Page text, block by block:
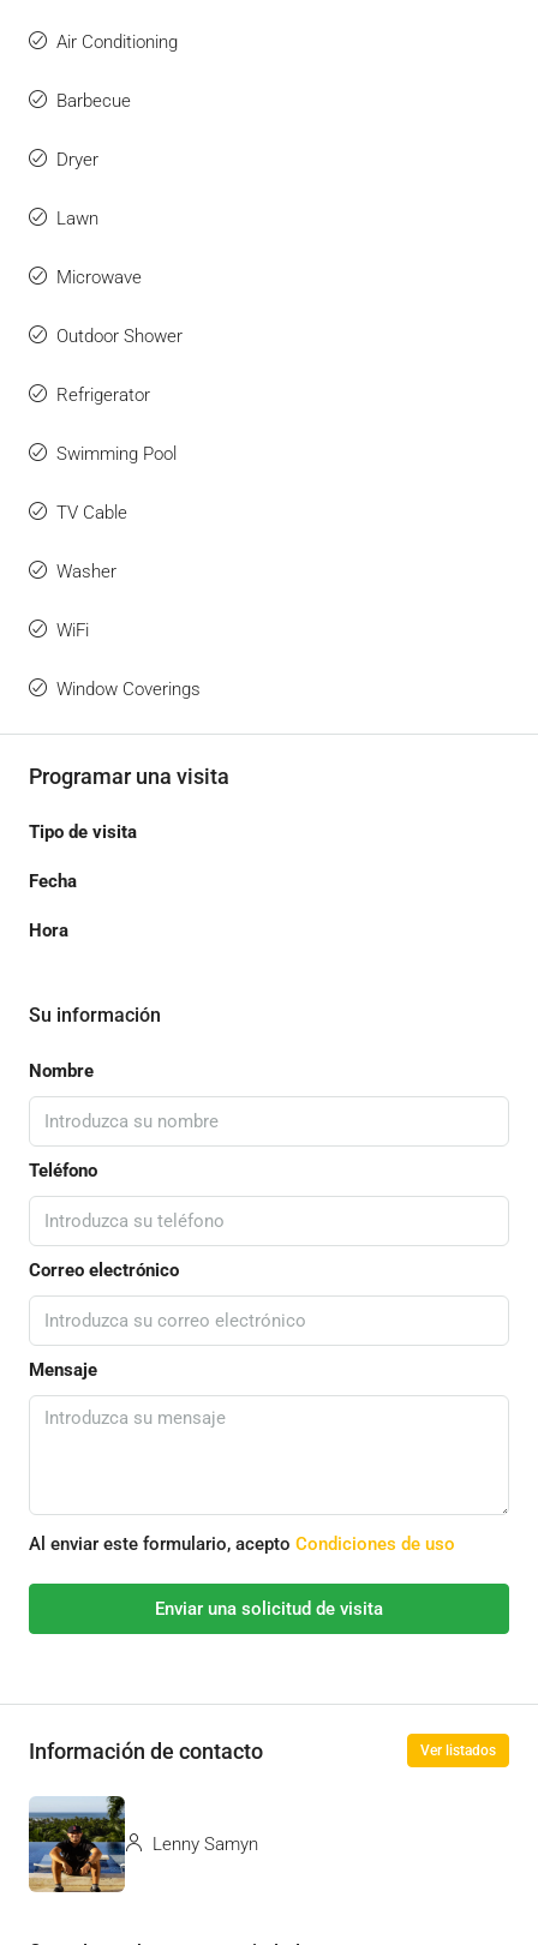
Air Conditioning
Barbecue
Dryer
Lawn
Microwave
Outdoor Shower
Refrigerator
Swimming Pool
TV Cable
Washer
WiFi
Window Coverings
Programar una visita
Tipo de visita
Fecha
Hora
Su información
Nombre
Teléfono
Correo electrónico
Mensaje
Al enviar este formulario, acepto Condiciones de uso
Enviar una solicitud de visita
Información de contacto Ver listados
Lenny Samyn